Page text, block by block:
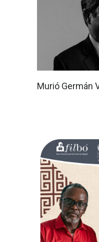
Murió Germán